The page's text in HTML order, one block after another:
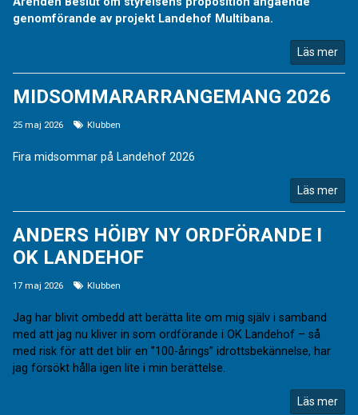
genomförande av projekt Landehof Multibana.
Läs mer
MIDSOMMARARRANGEMANG 2026
25 maj 2026 Klubben
Fira midsommar på Landehof 2026
Läs mer
ANDERS HÖIBY NY ORDFÖRANDE I
OK LANDEHOF
17 maj 2026 Klubben
Jag har blivit ombedd att berätta lite om mig själv i samband
med att jag nu kliver in som ordförande i OK Landehof – så
med risk för att det blir en ”100-årings” idrottsbekännelse, har
jag försökt hålla igen lite i min berättelse.
Läs mer